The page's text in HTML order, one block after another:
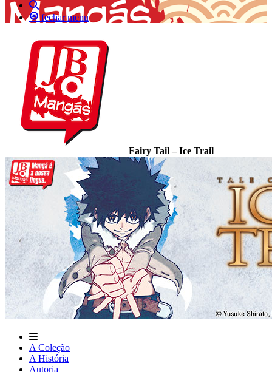
fechar menu
Fairy Tail – Ice Trail
A Coleção
A História
Autoria